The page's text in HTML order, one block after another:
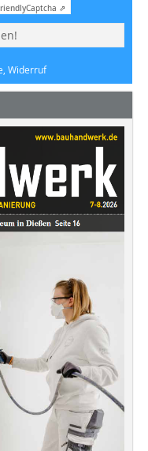
Captcha ⇗
Widerruf